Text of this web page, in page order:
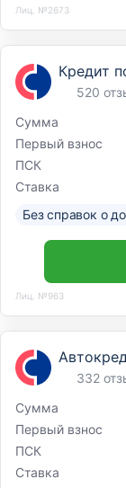
Лиц. №2673
Кредит
520
Сумма
Первый взнос
ПСК
Ставка
Без справок о
Лиц. №963
332
Сумма
Первый взнос
ПСК
Ставка